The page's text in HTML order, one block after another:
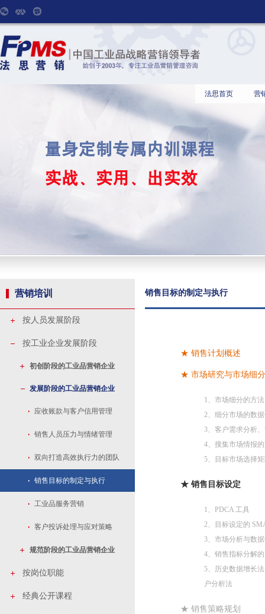
法思首页 营
营销培训
按人员发展阶段
按工业企业发展阶段
初创阶段的工业品营销企业
发展阶段的工业品营销企业
应收账款与客户信用管理
销售人员压力与情绪管理
双向打造高效执行力的团队
销售目标的制定与执行
工业品服务营销
客户投诉处理与应对策略
规范阶段的工业品营销企业
按岗位职能
经典公开课程
销售目标的制定与执行
★ 销售计划概述
★ 市场研究与市场细分
1、市场细分的方法
2、细分市场的数
3、客户需求分析
4、搜集市场情报
5、目标市场选择
★ 销售目标设定
1、PDCA 工具
2、目标设定的
3、市场分析与数
4、销售指标分解
5、历史数据增长
户分析法
★ 销售策略规划